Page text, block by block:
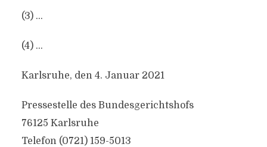
(3) …
(4) …
Karlsruhe, den 4. Januar 2021
Pressestelle des Bundesgerichtshofs
76125 Karlsruhe
Telefon (0721) 159-5013